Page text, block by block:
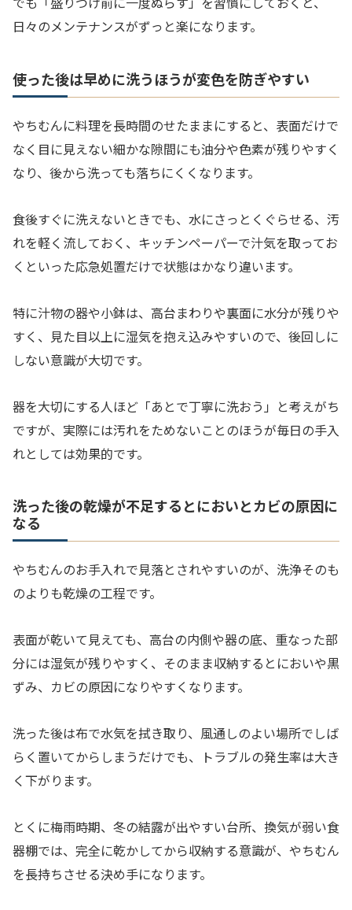
日々のメンテナンスがずっと楽になります。
使った後は早めに洗うほうが変色を防ぎやすい
やちむんに料理を長時間のせたままにすると、表面だけで
なく目に見えない細かな隙間にも油分や色素が残りやすく
なり、後から洗っても落ちにくくなります。
食後すぐに洗えないときでも、水にさっとくぐらせる、汚
れを軽く流しておく、キッチンペーパーで汁気を取ってお
くといった応急処置だけで状態はかなり違います。
特に汁物の器や小鉢は、高台まわりや裏面に水分が残りや
すく、見た目以上に湿気を抱え込みやすいので、後回しに
しない意識が大切です。
器を大切にする人ほど「あとで丁寧に洗おう」と考えがち
ですが、実際には汚れをためないことのほうが毎日の手入
れとしては効果的です。
洗った後の乾燥が不足するとにおいとカビの原因に
なる
やちむんのお手入れで見落とされやすいのが、洗浄そのも
のよりも乾燥の工程です。
表面が乾いて見えても、高台の内側や器の底、重なった部
分には湿気が残りやすく、そのまま収納するとにおいや黒
ずみ、カビの原因になりやすくなります。
洗った後は布で水気を拭き取り、風通しのよい場所でしば
らく置いてからしまうだけでも、トラブルの発生率は大き
く下がります。
とくに梅雨時期、冬の結露が出やすい台所、換気が弱い食
器棚では、完全に乾かしてから収納する意識が、やちむん
を長持ちさせる決め手になります。